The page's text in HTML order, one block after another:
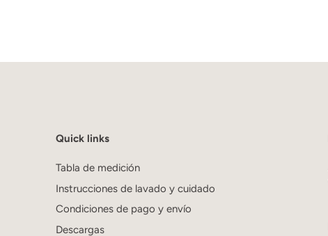
Quick links
Tabla de medición
Instrucciones de lavado y cuidado
Condiciones de pago y envío
Descargas